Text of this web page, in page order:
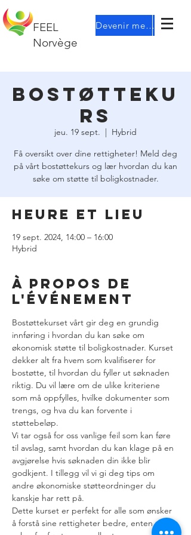
FEEL
Norvège
Devenir membre
Bostøtteku
rs
jeu. 19 sept.
  |
Hybrid
Få oversikt over dine rettigheter! Meld deg
på vårt bostøttekurs og lær hvordan du kan
søke om støtte til boligkostnader.
Heure et lieu
19 sept. 2024, 14:00 – 16:00
Hybrid
À propos de
l'événement
Bostøttekurset vårt gir deg en grundig
innføring i hvordan du kan søke om
økonomisk støtte til boligkostnader. Kurset
dekker alt fra hvem som kvalifiserer for
bostøtte, til hvordan du fyller ut søknaden
riktig. Du vil lære om de ulike kriteriene
som må oppfylles, hvilke dokumenter som
trengs, og hva du kan forvente i
støttebeløp.
Vi tar også for oss vanlige feil som kan føre
til avslag, samt hvordan du kan klage på en
avgjørelse hvis søknaden din ikke blir
godkjent. I tillegg vil vi gi deg tips om
andre økonomiske støtteordninger du
kanskje har rett på.
Dette kurset er perfekt for alle som ønsker
å forstå sine rettigheter bedre, enten du